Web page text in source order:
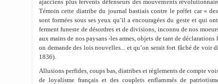
ajacciens plus fervents défenseurs des mouvements
Témoin cette diatribe du journal bastiais contre le préfet car «
sont formées sous ses yeux qu’il a encouragées du geste et qui
ferment funeste de désordres et de divisions, inconnu de nos
aux mains de nos paysans -les armes, objets de tant de
on demande des lois nouvelles... et qu’on serait fort fâché de voir
1836).
Allusions perfides, coups bas, diatribes et règlements de compte
de loyalisme français et des couplets enflammés de